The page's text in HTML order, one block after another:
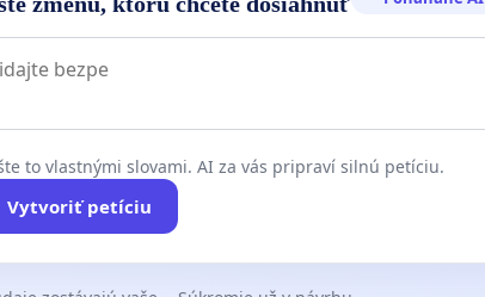
to vlastnými slovami. AI za vás pripraví silnú petíciu.
Vytvoriť petíciu